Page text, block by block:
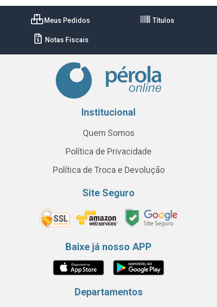
Meus Pedidos Títulos
Notas Fiscais
Institucional
Quem Somos
Política de Privacidade
Política de Troca e Devolução
Site Seguro
Baixe já nosso APP
Departamentos